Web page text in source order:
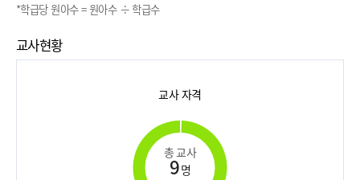
*학급당 원아수 = 원아수 ÷ 학급수
교사현황
교사 자격
총 교사
9명